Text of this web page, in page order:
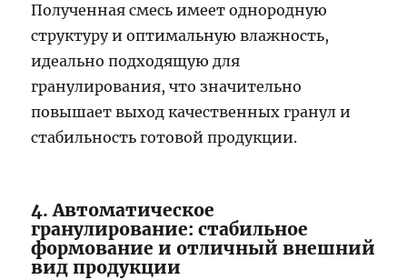
Полученная смесь имеет однородную
структуру и оптимальную влажность,
идеально подходящую для
гранулирования, что значительно
повышает выход качественных гранул и
стабильность готовой продукции.
4. Автоматическое
гранулирование: стабильное
формование и отличный внешний
вид продукции